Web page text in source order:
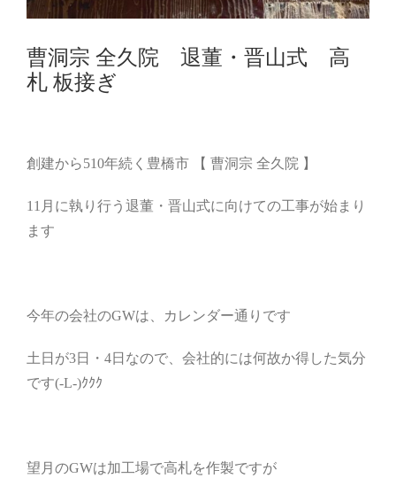
曹洞宗 全久院 退董・晋山式 高
札 板接ぎ
創建から510年続く豊橋市 【 曹洞宗 全久院 】
11月に執り行う退董・晋山式に向けての工事が始まり
ます
今年の会社のGWは、カレンダー通りです
土日が3日・4日なので、会社的には何故か得した気分
です(-L-)ｸｸｸ
望月のGWは加工場で高札を作製ですが